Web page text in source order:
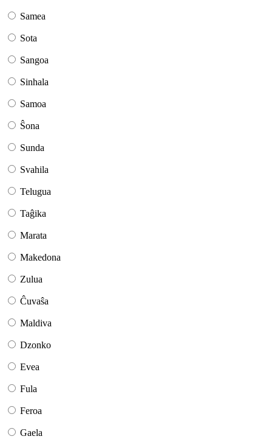
Samea
Sota
Sangoa
Sinhala
Samoa
Ŝona
Sunda
Svahila
Telugua
Taĝika
Marata
Makedona
Zulua
Ĉuvaŝa
Maldiva
Dzonko
Evea
Fula
Feroa
Gaela